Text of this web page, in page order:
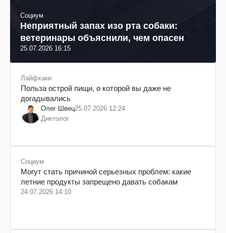
Социум
Неприятный запах изо рта собаки:
ветеринары объяснили, чем опасен
25.07.2026 16:15
Лайфхаки
Польза острой пищи, о которой вы даже не
догадывались
Олег Швец25.07.2026 12:24
Диетолог
Социум
Могут стать причиной серьезных проблем: какие
летние продукты запрещено давать собакам
24.07.2026 14:10